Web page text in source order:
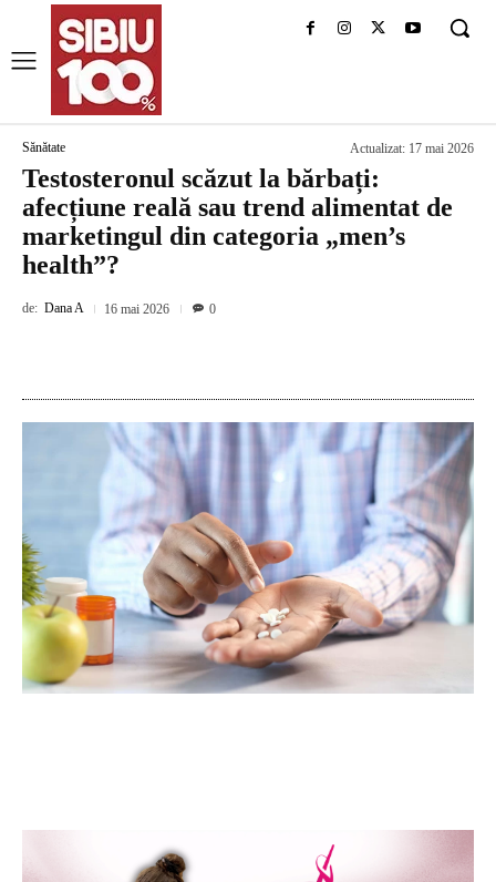
Sănătate Actualizat: 17 mai 2026
Testosteronul scăzut la bărbați:
afecțiune reală sau trend alimentat de
marketingul din categoria „men’s
health”?
de: Dana A 16 mai 2026 0